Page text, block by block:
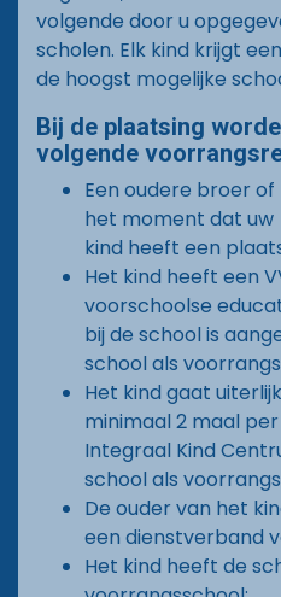
volgende door u
scholen. Elk kind krijgt
de hoogst mogelijke
Bij de plaatsing
volgende
Een oudere broer
het moment dat uw
kind heeft een
Het kind heeft een
voorschoolse
bij de school is
school als
Het kind gaat
minimaal 2 maal
Integraal Kind
school als
De ouder van het
een dienstverband
Het kind heeft de